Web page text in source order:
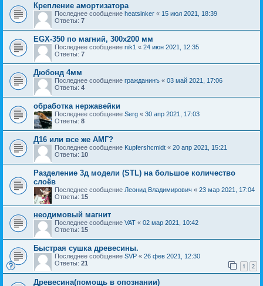
Крепление амортизатора
Последнее сообщение heatsinker « 15 июл 2021, 18:39
Ответы: 7
EGX-350 по магний, 300х200 мм
Последнее сообщение nik1 « 24 июн 2021, 12:35
Ответы: 7
Дюбонд 4мм
Последнее сообщение гражданинъ « 03 май 2021, 17:06
Ответы: 4
обработка нержавейки
Последнее сообщение Serg « 30 апр 2021, 17:03
Ответы: 8
Д16 или все же АМГ?
Последнее сообщение Kupfershcmidt « 20 апр 2021, 15:21
Ответы: 10
Разделение 3д модели (STL) на большое количество
слоёв
Последнее сообщение Леонид Владимирович « 23 мар 2021, 17:04
Ответы: 15
неодимовый магнит
Последнее сообщение VAT « 02 мар 2021, 10:42
Ответы: 15
Быстрая сушка древесины.
Последнее сообщение SVP « 26 фев 2021, 12:30
Ответы: 21 1 2
Древесина(помощь в опознании)